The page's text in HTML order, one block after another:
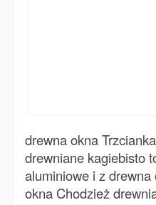
drewna okna
drewniane kagiebisto
aluminiowe i z
okna Chodzież